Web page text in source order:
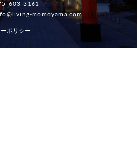
603-3161
momoyama.com
ーポリシー